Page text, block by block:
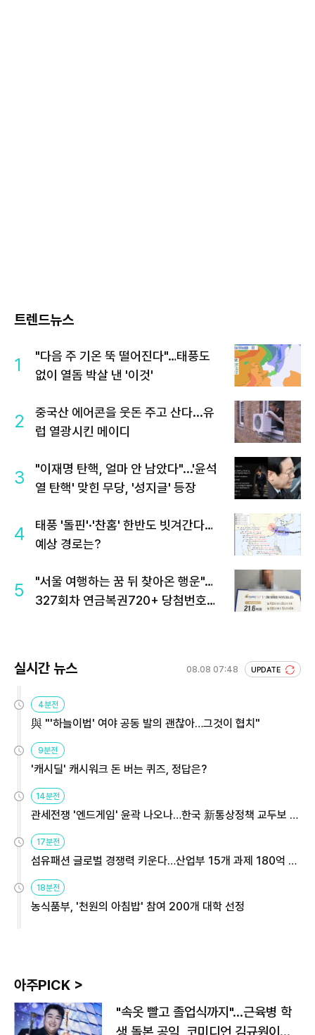
트렌드뉴스
1
"다음 주 기온 뚝 떨어진다"…태풍도
없이 열돔 박살 낸 '이것'
2
중국산 에어콘을 웃돈 주고 산다...유
럽 열광시킨 메이디
3
"이재명 탄핵, 얼마 안 남았다"...'윤석
열 탄핵' 맞힌 무당, '성지글' 등장
4
태풍 '돌핀'·'찬홈' 한반도 빗겨간다…
예상 경로는?
5
"서울 여행하는 꿈 뒤 찾아온 행운"…
327회차 연금복권720+ 당첨번호조
실시간 뉴스 08.08 07:48 UPDATE
4분전
與 "'하늘이법' 여야 공동 발의 괜찮아…그것이 협치"
9분전
'캐시딜' 캐시워크 돈 버는 퀴즈, 정답은?
14분전
관세전쟁 '엔드게임' 윤곽 나오나…한국 新통상정책 교두보 활
17분전
섬유패션 글로벌 경쟁력 키운다…산업부 15개 과제 180억 지
18분전
농식품부, '천원의 아침밥' 참여 200개 대학 선정
아주PICK >
"속옷 빨고 졸업식까지"…근육병 학
생 돌본 공익, 코미디언 김규원이었